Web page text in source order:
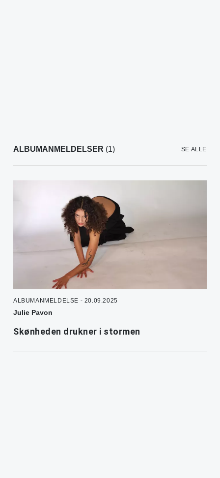
ALBUMANMELDELSER (1) SE ALLE
ALBUMANMELDELSE - 20.09.2025
Julie Pavon
Skønheden drukner i stormen